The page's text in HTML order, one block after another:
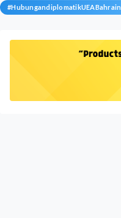
#HubungandiplomatikUEABahrain